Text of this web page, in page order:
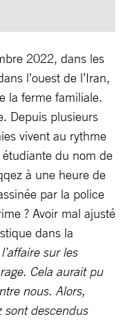
2022, dans les
l’ouest de l’Iran,
la ferme familiale.
Depuis plusieurs
vivent au rythme
du nom de
à une heure de
par la police
? Avoir mal ajusté
dans la
sur les
Cela aurait pu
nous. Alors,
sont descendus